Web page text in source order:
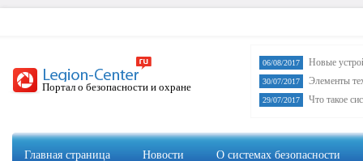
Портал о безопасности и охране
06/08/2017 Новые
30/07/2017 Элементы
29/07/2017 Что такое
Главная страница Новости О системах безопасности